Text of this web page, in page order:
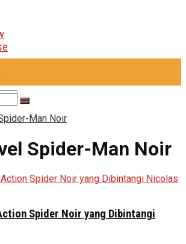
Man Noir
Spider-Man Noir
Spider Noir yang Dibintangi